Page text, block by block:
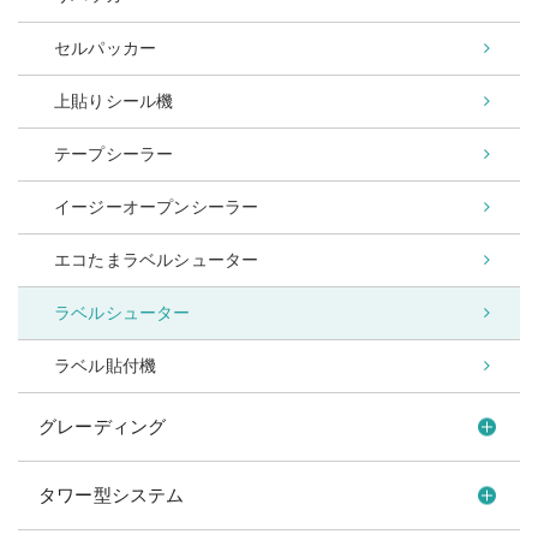
セルパッカー
上貼りシール機
テープシーラー
イージーオープンシーラー
エコたまラベルシューター
ラベルシューター
ラベル貼付機
グレーディング
タワー型システム